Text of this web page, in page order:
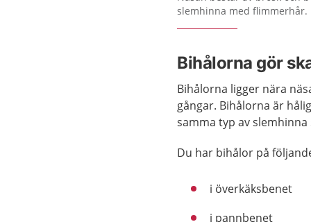
slemhinna med flimmerhår.
Bihålorna gör
Bihålorna ligger nära
gångar. Bihålorna är
samma typ av
Du har bihålor på
i överkäksbenet
i pannbenet